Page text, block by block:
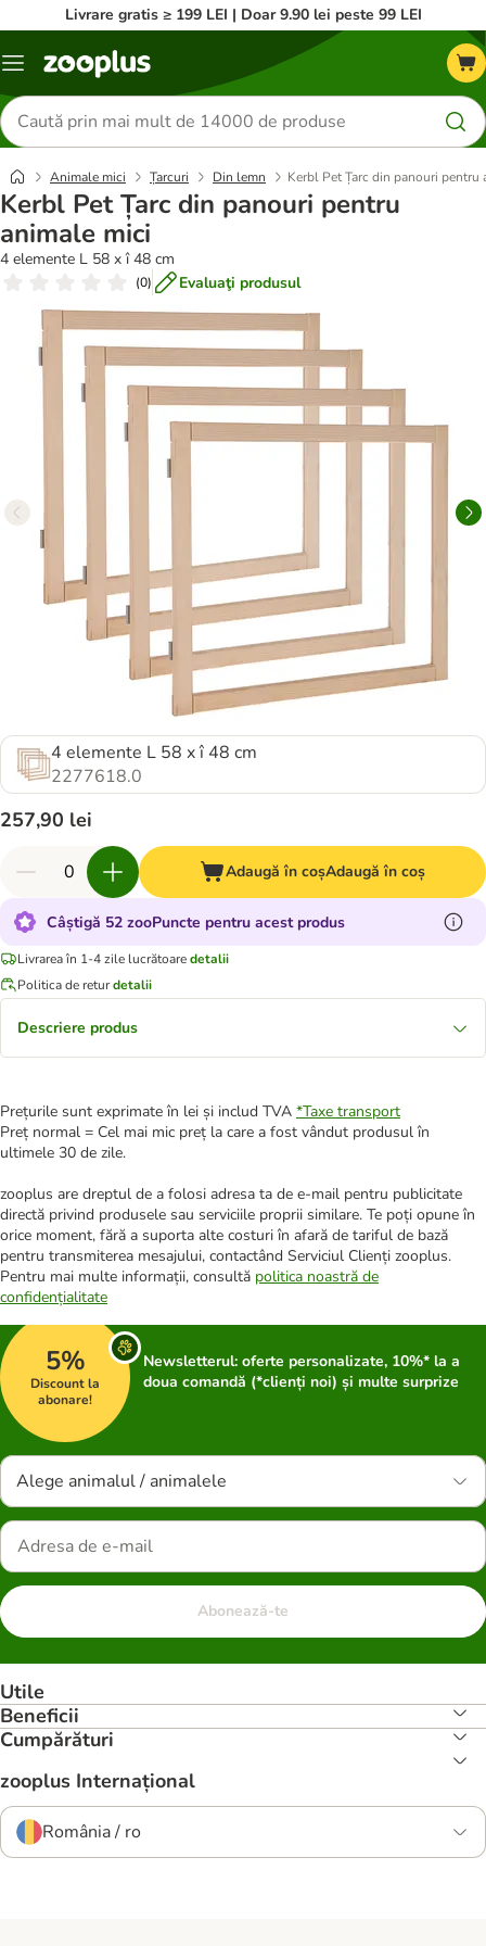
Livrare gratis ≥ 199 LEI | Doar 9.90 lei peste 99 LEI
Categorii
Căutare
produse
Animale mici Țarcuri Din lemn Kerbl Pet Țarc din panouri pentru
Kerbl Pet Țarc din panouri pentru
animale mici
4 elemente L 58 x î 48 cm
(0) Evaluaţi produsul
4 elemente L 58 x î 48 cm
2277618.0
257,90 lei
Adaugă în coșAdaugă în coș
Câștigă 52 zooPuncte pentru acest produs
Livrarea în 1-4 zile lucrătoaredetalii
Politica de returdetalii
Descriere produs
Prețurile sunt exprimate în lei și includ TVA *Taxe transport
Preț normal = Cel mai mic preț la care a fost vândut produsul în
ultimele 30 de zile.
zooplus are dreptul de a folosi adresa ta de e-mail pentru publicitate
directă privind produsele sau serviciile proprii similare. Te poți opune în
orice moment, fără a suporta alte costuri în afară de tariful de bază
pentru transmiterea mesajului, contactând Serviciul Clienți zooplus.
Pentru mai multe informații, consultă politica noastră de
confidențialitate
5%
Discount la
abonare!
Newsletterul: oferte personalizate, 10%* la a
doua comandă (*clienți noi) și multe surprize
Alege animalul / animalele
Abonează-te
Utile
Beneficii
Cumpărături
zooplus Internațional
România / ro